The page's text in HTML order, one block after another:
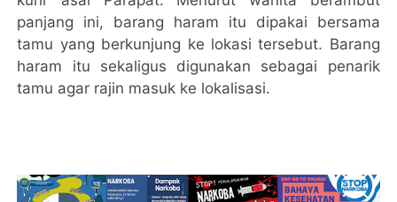
panjang ini, barang haram itu dipakai bersama
tamu yang berkunjung ke lokasi tersebut. Barang
haram itu sekaligus digunakan sebagai penarik
tamu agar rajin masuk ke lokalisasi.